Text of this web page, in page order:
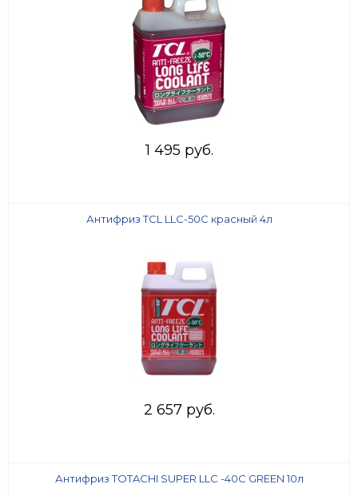
1 495 руб.
Антифриз TCL LLC-50C красный 4л
2 657 руб.
Антифриз TOTACHI SUPER LLC -40C GREEN 10л